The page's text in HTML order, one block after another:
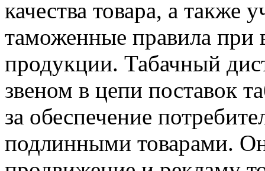
качества товара, а также
таможенные правила при
продукции. Табачный
звеном в цепи поставок
за обеспечение
подлинными товарами. Он